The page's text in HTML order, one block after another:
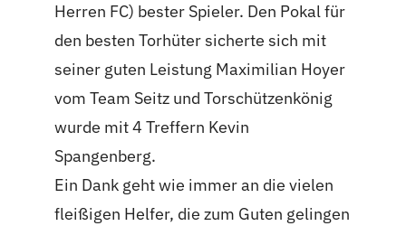
Herren FC) bester Spieler. Den Pokal für
den besten Torhüter sicherte sich mit
seiner guten Leistung Maximilian Hoyer
vom Team Seitz und Torschützenkönig
wurde mit 4 Treffern Kevin
Spangenberg.
Ein Dank geht wie immer an die vielen
fleißigen Helfer, die zum Guten gelingen